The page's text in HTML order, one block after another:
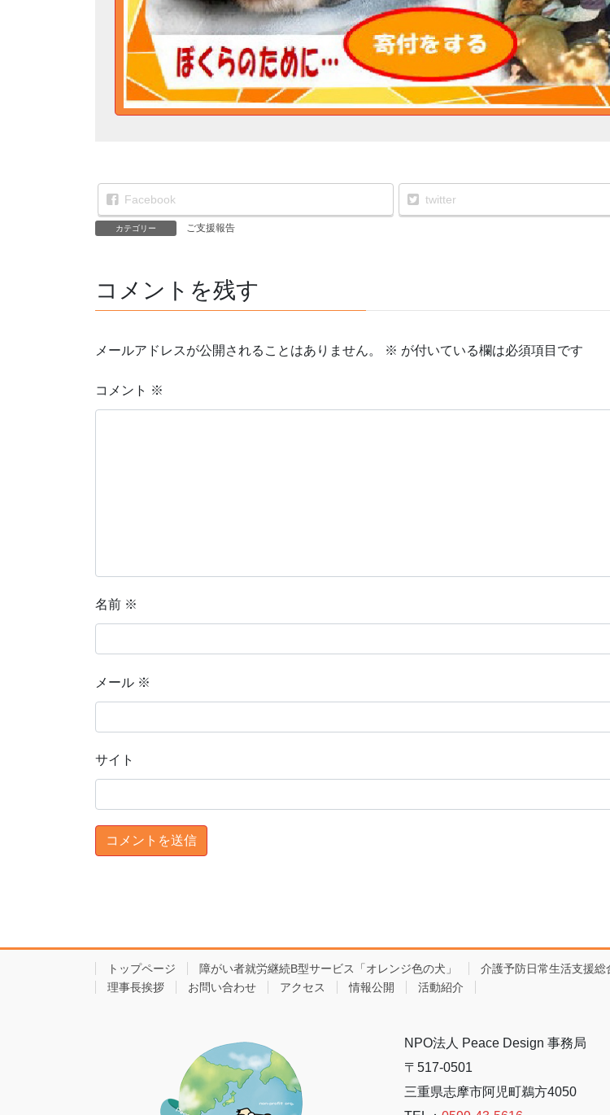
Facebook twitter
カテゴリー ご支援報告
コメントを残す
メールアドレスが公開されることはありません。 ※ が付いている欄は必須項目です
コメント ※
名前 ※
メール ※
サイト
トップページ 障がい者就労継続B型サービス「オレンジ色の犬」 介護予防日常生活支援総
理事長挨拶
お問い合わせ アクセス 情報公開 活動紹介
NPO法人 Peace Design 事務局
〒517-0501
三重県志摩市阿児町鵜方4050